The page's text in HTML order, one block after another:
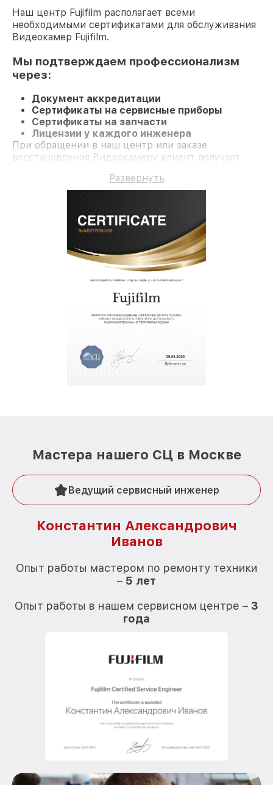
Наш центр Fujifilm располагает всеми
необходимыми сертификатами для обслуживания
Видеокамер Fujifilm.
Мы подтверждаем профессионализм
через:
Документ аккредитации
Сертификаты на сервисные приборы
Сертификаты на запчасти
Лицензии у каждого инженера
При обращении в наш центр или заказе
восстановления Видеокамеру клиент получает
работы и комплектующие.
Развернуть
Мастера нашего СЦ в Москве
Ведущий сервисный инженер
Константин Александрович
Иванов
Опыт работы мастером по ремонту техники
– 5 лет
Опыт работы в нашем сервисном центре – 3
года